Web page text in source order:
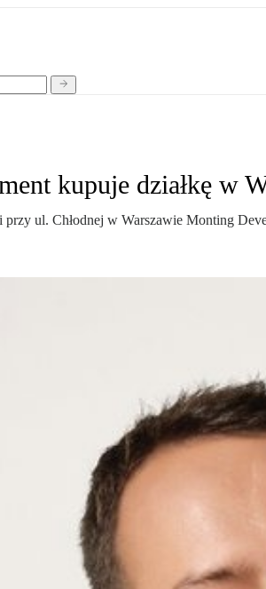
kupuje działkę w
ul. Chłodnej w Warszawie Monting